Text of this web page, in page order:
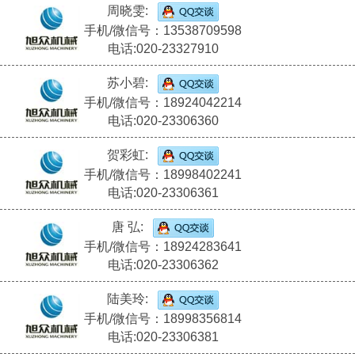
周晓雯:
手机/微信号：13538709598
电话:020-23327910
苏小碧:
手机/微信号：18924042214
电话:020-23306360
贺彩虹:
手机/微信号：18998402241
电话:020-23306361
唐 弘:
手机/微信号：18924283641
电话:020-23306362
陆美玲:
手机/微信号：18998356814
电话:020-23306381